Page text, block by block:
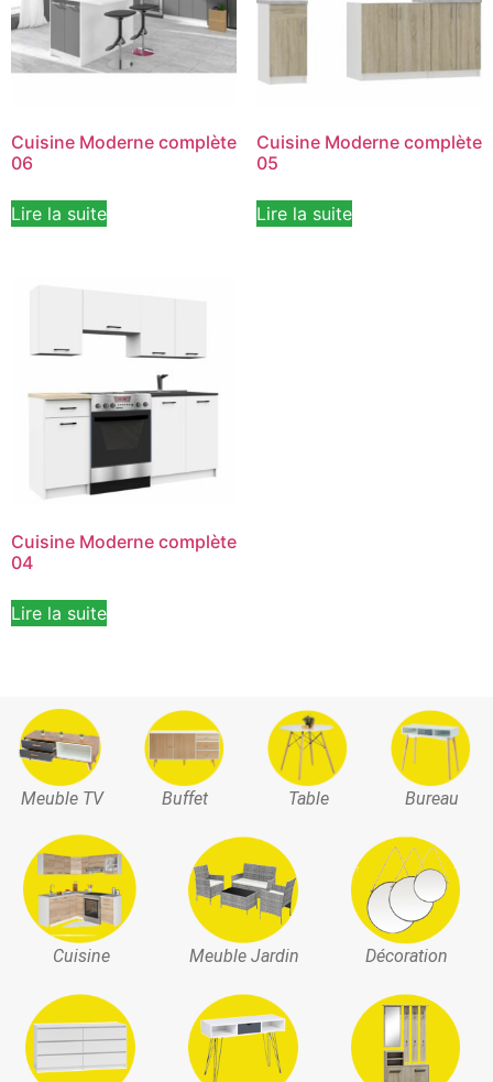
Cuisine Moderne complète
06
Lire la suite
Cuisine Moderne complète
05
Lire la suite
Cuisine Moderne complète
04
Lire la suite
Meuble TV Buffet Table Bureau
Cuisine Meuble Jardin Décoration